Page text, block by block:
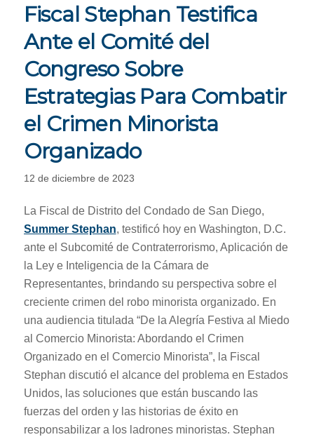
Fiscal Stephan Testifica
Ante el Comité del
Congreso Sobre
Estrategias Para Combatir
el Crimen Minorista
Organizado
12 de diciembre de 2023
La Fiscal de Distrito del Condado de San Diego,
Summer Stephan, testificó hoy en Washington, D.C.
ante el Subcomité de Contraterrorismo, Aplicación de
la Ley e Inteligencia de la Cámara de
Representantes, brindando su perspectiva sobre el
creciente crimen del robo minorista organizado. En
una audiencia titulada “De la Alegría Festiva al Miedo
al Comercio Minorista: Abordando el Crimen
Organizado en el Comercio Minorista”, la Fiscal
Stephan discutió el alcance del problema en Estados
Unidos, las soluciones que están buscando las
fuerzas del orden y las historias de éxito en
responsabilizar a los ladrones minoristas. Stephan